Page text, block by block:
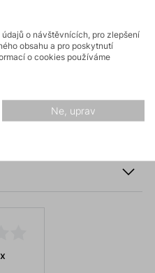
o návštěvnících, pro zlepšení
obsahu a pro poskytnutí
o cookies používáme
Ne, uprav